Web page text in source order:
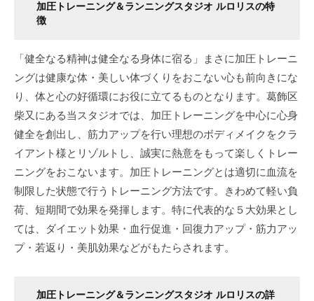
加圧トレーニング＆ランニングスタジオ ルロリスの特
徴
「健全なる精神は健全なる身体に宿る」まさに加圧トレーニ
ングは健康な体・美しい体づくりをおこない心も前向きにな
り、体と心の好循環にお役に立てるものとなります。葛飾区
柴又にある当スタジオでは、加圧トレーニングを中心に心身
健全を創出し、筋力アップを行い理想のボディメイクをクラ
イアント様とリゾルトし、誠実に熱意をもって楽しくトレー
ニングをおこないます。加圧トレーニングとは適切に血流を
制限した状態で行うトレーニング方法です。きわめて軽い負
荷、短期間で効果を発揮します。特に代表的な５大効果とし
ては、ダイエット効果・血行促進・回復力アップ・筋力アッ
プ・若返り・美肌効果などがもたらされます。
加圧トレーニング＆ランニングスタジオ ルロリスの詳